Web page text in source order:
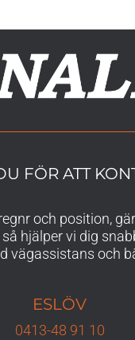
FÖR ATT
och position,
hjälper vi dig
vägassistans och
ESLÖV
0413-48 91 10